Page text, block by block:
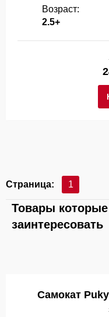
Возраст:
2.5+
Страница: 1
Товары которые
заинтересовать
Самокат